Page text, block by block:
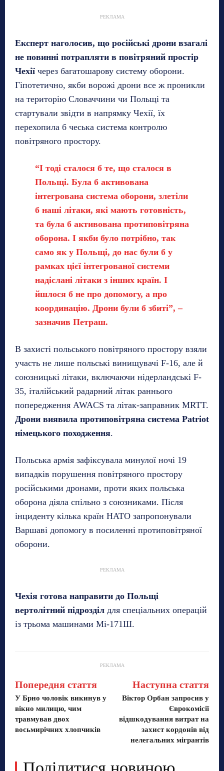
РЕКЛАМА
Експерт наголосив, що російські дрони взагалі
не повинні потрапляти в повітряний простір
Чехії через багатошарову систему оборони.
Гіпотетично, якби ворожі дрони все ж проникли
на територію Словаччини чи Польщі та
стартували звідти в напрямку Чехії, їх
перехопила б чеська система контролю
повітряного простору.
“І тоді сталося б те, що сталося в
Польщі. Була б активована
інтегрована система оборони, злетіли
б наші літаки, які мають готовність,
та була б активована протиповітряна
оборона. І якби було потрібно, так
само як у Польщі, до нас були б у
рамках цієї інтегрованої системи
надіслані літаки з інших країн. І
йшлося б не про допомогу, а про
координацію. Дрони були б збиті”, –
зазначив Петраш.
В захисті польського повітряного простору взяли
участь не лише польські винищувачі F-16, але й
союзницькі літаки, включаючи нідерландські F-
35, італійський радарний літак раннього
попередження AWACS та літак-заправник MRTT.
Дрони виявила протиповітряна система Patriot
німецького походження.
Польська армія зафіксувала минулої ночі 19
випадків порушення повітряного простору
російськими дронами, проти яких польська
оборона діяла спільно з союзниками. Після
інциденту кілька країн НАТО запропонували
Варшаві допомогу в посиленні протиповітряної
оборони.
РЕКЛАМА
Чехія готова направити до Польщі
вертолітний підрозділ для спеціальних операцій
із трьома машинами Мі-171Ш.
РЕКЛАМА
Попередня стаття
У Брно чоловік викинув у
вікно милицю, чим
травмував двох
восьмирічних хлопчиків
Наступна стаття
Віктор Орбан запросив у
Єврокомісії
відшкодування витрат на
захист кордонів від
нелегальних мігрантів